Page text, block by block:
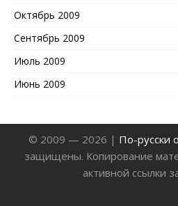
Октябрь 2009
Сентябрь 2009
Июль 2009
Июнь 2009
© 2009 — 2026 | По-русски
защищены. Копирование
активной ссылки